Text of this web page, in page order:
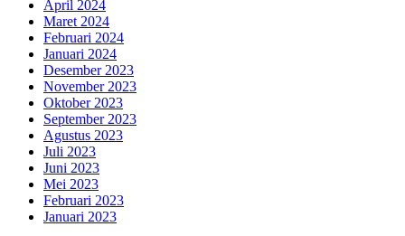
April 2024
Maret 2024
Februari 2024
Januari 2024
Desember 2023
November 2023
Oktober 2023
September 2023
Agustus 2023
Juli 2023
Juni 2023
Mei 2023
Februari 2023
Januari 2023